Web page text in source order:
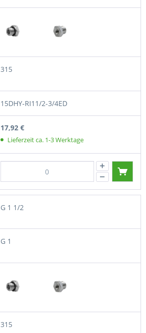
315
15DHY-RI11/2-3/4ED
17,92 €
Lieferzeit ca. 1-3 Werktage
G 1 1/2
G 1
315